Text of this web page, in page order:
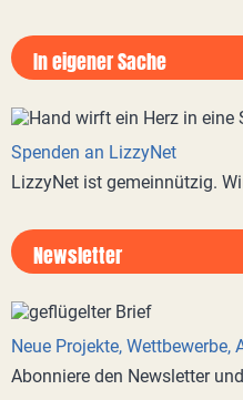
In eigener Sache
Spenden an LizzyNet
LizzyNet ist gemeinnützig.
Newsletter
Neue Projekte, Wettbewerbe,
Abonniere den Newsletter